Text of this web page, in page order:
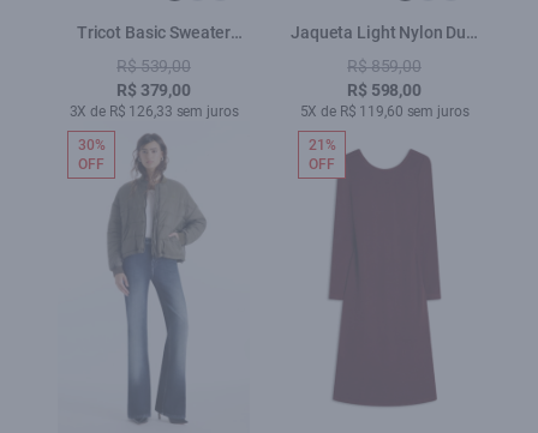
Tricot Basic Sweater
Mostarda
R$ 539,00
R$ 379,00
3X de R$ 126,33 sem juros
Jaqueta Light Nylon Duff
Laranja
R$ 859,00
R$ 598,00
5X de R$ 119,60 sem juros
30%
OFF
21%
OFF